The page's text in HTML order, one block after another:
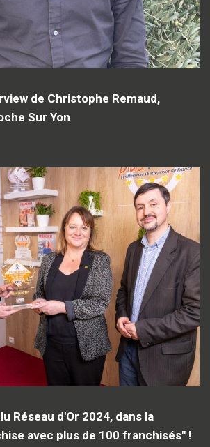
de Christophe Remaud,
Sur Yon
Réseau d'Or 2024, dans la
avec plus de 100 franchisés" !